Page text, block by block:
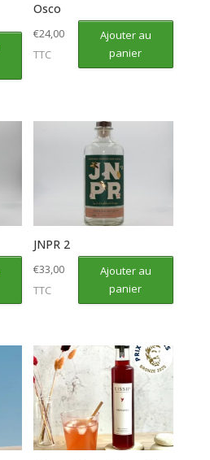
Osco
€24,00
TTC
Ajouter au
panier
JNPR 2
€33,00
TTC
Ajouter au
panier